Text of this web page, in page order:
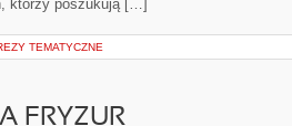
którzy poszukują […]
TEMATYCZNE
FRYZUR